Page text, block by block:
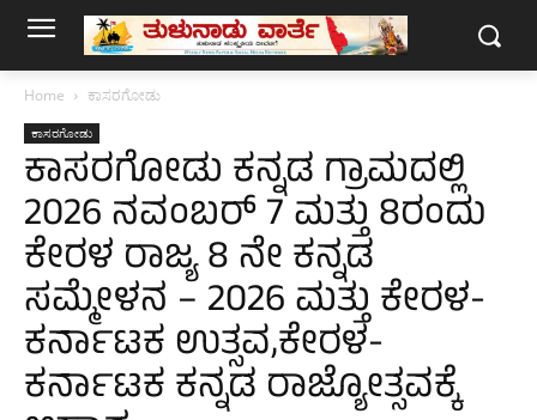
Home ಕಾಸರಗೋಡು
ಕಾಸರಗೋಡು
ಕಾಸರಗೋಡು ಕನ್ನಡ ಗ್ರಾಮದಲ್ಲಿ
2026 ನವಂಬರ್ 7 ಮತ್ತು 8ರಂದು
ಕೇರಳ ರಾಜ್ಯ 8 ನೇ ಕನ್ನಡ
ಸಮ್ಮೇಳನ – 2026 ಮತ್ತು ಕೇರಳ-
ಕರ್ನಾಟಕ ಉತ್ಸವ,ಕೇರಳ-
ಕರ್ನಾಟಕ ಕನ್ನಡ ರಾಜ್ಯೋತ್ಸವಕ್ಕೆ